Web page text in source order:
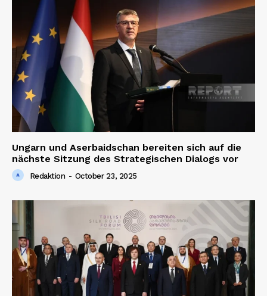
Ungarn und Aserbaidschan bereiten sich auf die
nächste Sitzung des Strategischen Dialogs vor
Redaktion - October 23, 2025